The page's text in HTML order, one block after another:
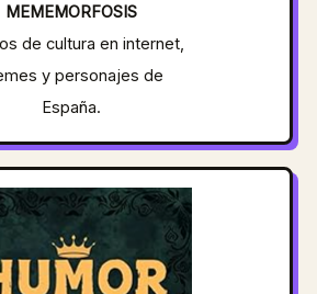
MEMEMORFOSIS
de cultura en internet,
y personajes de
España.